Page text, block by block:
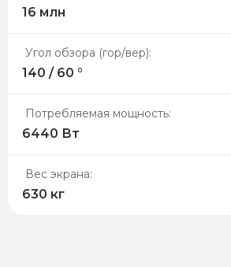
16 млн
Угол обзора (гор/вер):
140 / 60 °
Потребляемая мощность:
6440 Вт
Вес экрана:
630 кг